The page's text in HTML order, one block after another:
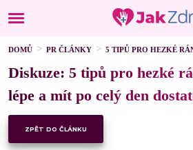
DOMŮ PR ČLÁNKY 5 TIPŮ PRO HEZKÉ
Diskuze: 5 tipů pro hezké
lépe a mít po celý den
ZPĚT DO ČLÁNKU